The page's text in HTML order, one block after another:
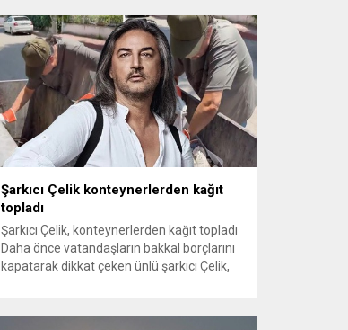
Şarkıcı Çelik konteynerlerden kağıt
topladı
Şarkıcı Çelik, konteynerlerden kağıt topladı
Daha önce vatandaşların bakkal borçlarını
kapatarak dikkat çeken ünlü şarkıcı Çelik,
kağıt toplayarak geçimini sağlayan Serpil